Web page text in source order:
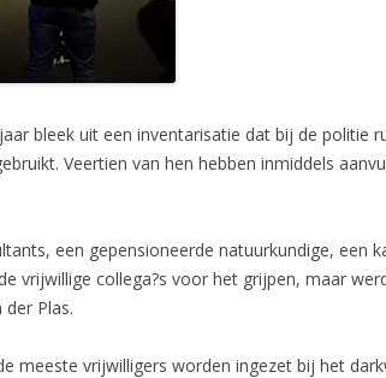
bleek uit een inventarisatie dat bij de politie
Veertien van hen hebben inmiddels
een gepensioneerde natuurkundige, een
vrijwillige collega?s voor het grijpen, maar
Plas.
meeste vrijwilligers worden ingezet bij het